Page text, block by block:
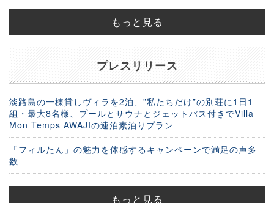
もっと見る
プレスリリース
淡路島の一棟貸しヴィラを2泊、”私たちだけ”の別荘に1日1
組・最大8名様、プールとサウナとジェットバス付きでVilla
Mon Temps AWAJIの連泊素泊りプラン
「フィルたん」の魅力を体感するキャンペーンで満足の声多
数
もっと見る